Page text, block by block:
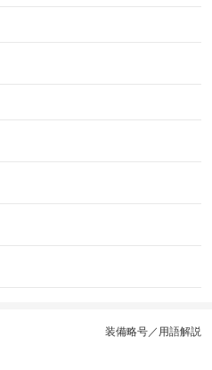
装備略号／用語解説